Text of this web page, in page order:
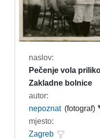
naslov:
Pečenje vola
Zakladne bolnice
autor:
nepoznat (fotograf)
mjesto:
Zagreb